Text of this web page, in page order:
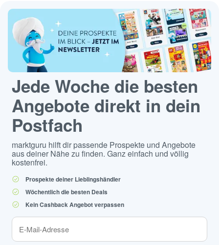
Jede Woche die besten
Angebote direkt in dein
Postfach
marktguru hilft dir passende Prospekte und Angebote
aus deiner Nähe zu finden. Ganz einfach und völlig
kostenfrei.
Prospekte deiner Lieblingshändler
Wöchentlich die besten Deals
Kein Cashback Angebot verpassen